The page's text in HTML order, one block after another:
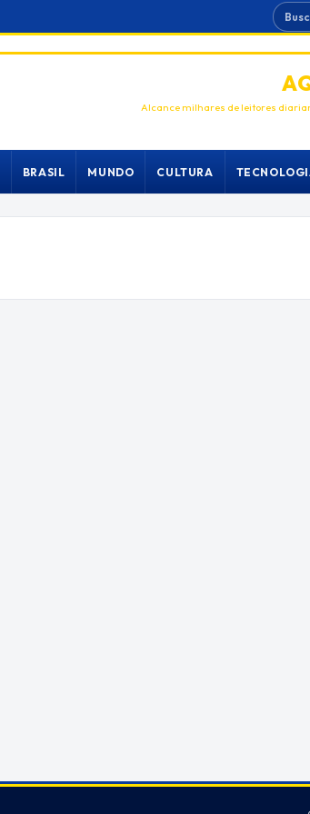
Buscar
ANUNCIE
Alcance milhares de leitores
BRASIL MUNDO CULTURA